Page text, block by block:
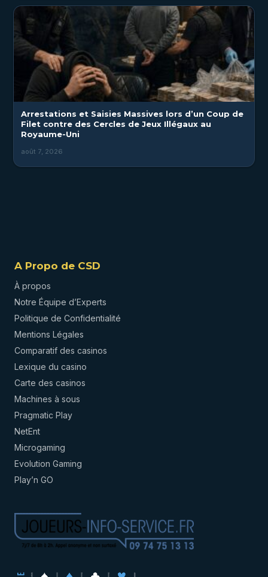
Arrestations et Saisies Massives lors d’un Coup de
Filet contre des Cercles de Jeux Illégaux au
Royaume-Uni
août 7, 2026
A Propo de CSD
À propos
Notre Équipe d’Experts
Politique de Confidentialité
Mentions Légales
Comparatif des casinos
Lexique du casino
Carte des casinos
Machines à sous
Pragmatic Play
NetEnt
Microgaming
Evolution Gaming
Play’n GO